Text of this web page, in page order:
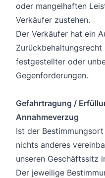
oder mangelhaften
Verkäufer zustehen.
Der Verkäufer hat ein
festgestellter oder
Gegenforderungen.
Gefahrtragung /
Annahmeverzug
Ist der
nichts anderes
unseren Geschäftssitz
Der jeweilige